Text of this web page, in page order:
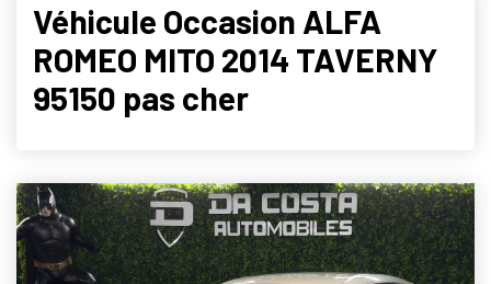
Véhicule Occasion ALFA
ROMEO MITO 2014 TAVERNY
95150 pas cher